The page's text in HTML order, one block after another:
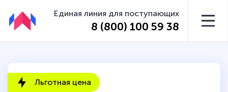
Единая линия для поступающих
8 (800) 100 59 38
Льготная цена